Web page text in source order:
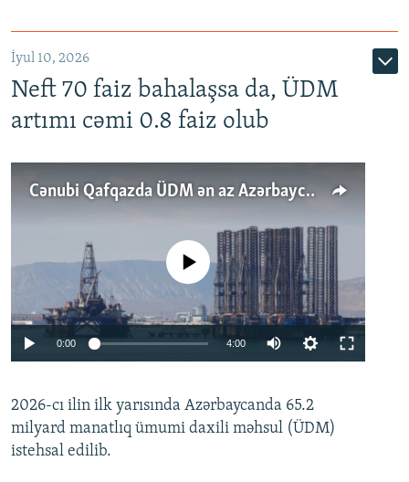
İyul 10, 2026
Neft 70 faiz bahalaşsa da, ÜDM
artımı cəmi 0.8 faiz olub
Cənubi Qafqazda ÜDM ən az Azərbaycanda artır: Qonşuları niyə Bakını qabaqlaya bilir?
Auto 240p 360p 480p
No media source currently available
0:00 4:00
360p
480p
2026-cı ilin ilk yarısında Azərbaycanda 65.2
milyard manatlıq ümumi daxili məhsul (ÜDM)
istehsal edilib.